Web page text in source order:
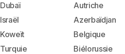
Dubaï
Israël
Koweït
Turquie
Autriche
Azerbaïdjan
Belgique
Biélorussie